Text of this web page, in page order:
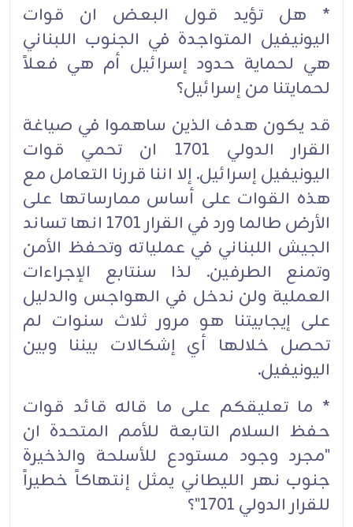
* هل تؤيد قول البعض ان قوات
اليونيفيل المتواجدة في الجنوب اللبناني
هي لحماية حدود إسرائيل أم هي فعلاً
لحمايتنا من إسرائيل؟
قد يكون هدف الذين ساهموا في صياغة
القرار الدولي 1701 ان تحمي قوات
اليونيفيل إسرائيل. إلا اننا قررنا التعامل مع
هذه القوات على أساس ممارساتها على
الأرض طالما ورد في القرار 1701 انها تساند
الجيش اللبناني في عملياته وتحفظ الأمن
وتمنع الطرفين. لذا سنتابع الإجراءات
العملية ولن ندخل في الهواجس والدليل
على إيجابيتنا هو مرور ثلاث سنوات لم
تحصل خلالها أي إشكالات بيننا وبين
اليونيفيل.
* ما تعليقكم على ما قاله قائد قوات
حفظ السلام التابعة للأمم المتحدة ان
"مجرد وجود مستودع للأسلحة والذخيرة
جنوب نهر الليطاني يمثل إنتهاكاً خطيراً
للقرار الدولي 1701"؟